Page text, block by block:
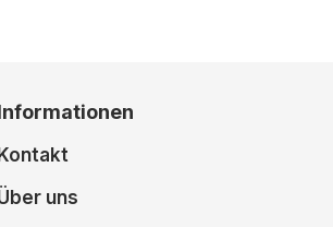
Kontakt
uns